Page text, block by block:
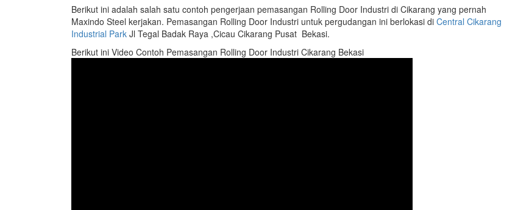
Berikut ini adalah salah satu contoh pengerjaan pemasangan Rolling Door Industri di Cikarang yang pernah
Maxindo Steel kerjakan. Pemasangan Rolling Door Industri untuk pergudangan ini berlokasi di Central Cikarang
Industrial Park Jl Tegal Badak Raya ,Cicau Cikarang Pusat Bekasi.
Berikut ini Video Contoh Pemasangan Rolling Door Industri Cikarang Bekasi